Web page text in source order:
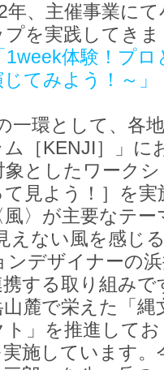
、主催事業に
プを実践してき
1week体験！プ
てみよう！～」
一環として、各
ム［KENJI］」
象としたワーク
見よう！］を
〉が主要なテ
えない風を感じ
デザイナーの
する取り組みで
麓で栄えた「
」を推進して
実施しています